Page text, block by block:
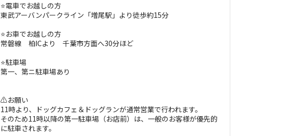
⭐️電車でお越しの方
東武アーバンパークライン「増尾駅」より徒歩約15分
⭐️お車でお越しの方
常磐線 柏ICより 千葉市方面へ30分ほど
⭐️駐車場
第一、第ニ駐車場あり
⚠️お願い
11時より、ドッグカフェ＆ドッグランが通常営業で行われます。
そのため11時以降の第一駐車場（お店前）は、一般のお客様が優先的
に駐車されます。